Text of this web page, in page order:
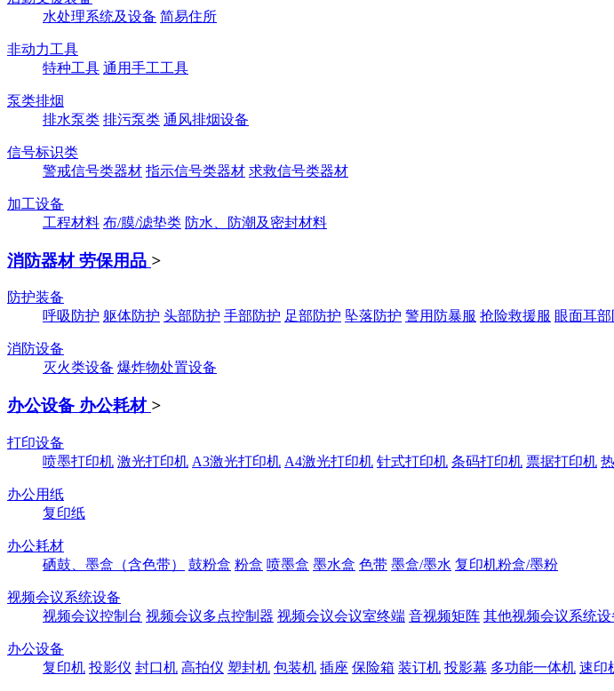
水处理系统及设备 简易住所
非动力工具
特种工具 通用手工工具
泵类排烟
排水泵类 排污泵类 通风排烟设备
信号标识类
警戒信号类器材 指示信号类器材 求救信号类器材
加工设备
工程材料 布/膜/滤垫类 防水、防潮及密封材料
消防器材 劳保用品 >
防护装备
呼吸防护 躯体防护 头部防护 手部防护 足部防护 坠落防护 警用防暴服 抢险救援服 眼面耳
消防设备
灭火类设备 爆炸物处置设备
办公设备 办公耗材 >
打印设备
喷墨打印机 激光打印机 A3激光打印机 A4激光打印机 针式打印机 条码打印机 票据打印机
办公用纸
复印纸
办公耗材
硒鼓、墨盒（含色带）
鼓粉盒 粉盒 喷墨盒 墨水盒 色带 墨盒/墨水 复印机粉盒/墨粉
视频会议系统设备
视频会议控制台 视频会议多点控制器 视频会议会议室终端 音视频矩阵 其他视频会议系统设
办公设备
复印机 投影仪 封口机 高拍仪 塑封机 包装机 插座 保险箱 装订机 投影幕 多功能一体机 速印